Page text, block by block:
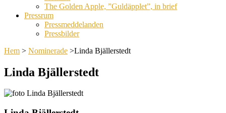
The Golden Apple, ”Guldäpplet”, in brief
Pressrum
Pressmeddelanden
Pressbilder
Hem > Nominerade >Linda Bjällerstedt
Linda Bjällerstedt